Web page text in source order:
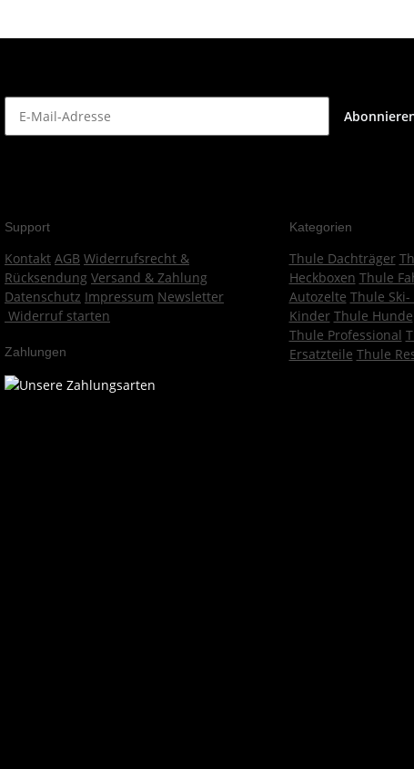
Support
Kontakt AGB Widerrufsrecht &
Rücksendung Versand & Zahlung
Datenschutz Impressum Newsletter
Widerruf starten
Zahlungen
Kategorien
Thule Dachträger
Heckboxen Thule
Autozelte Thule
Kinder Thule Hunde
Thule Professional
Ersatzteile Thule